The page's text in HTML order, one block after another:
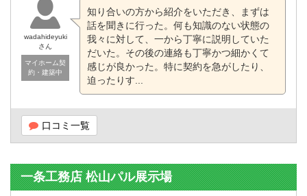
wadahideyuki
さん
マイホーム契
約・建築中
知り合いの方から紹介をいただき、まずは
話を聞きに行った。何も知識のない状態の
我々に対して、一から丁寧に説明していた
だいた。その後の連絡も丁寧かつ細かくて
感じが良かった。特に契約を急がしたり、
迫ったりす...
口コミ一覧
一条工務店 松山パル展示場